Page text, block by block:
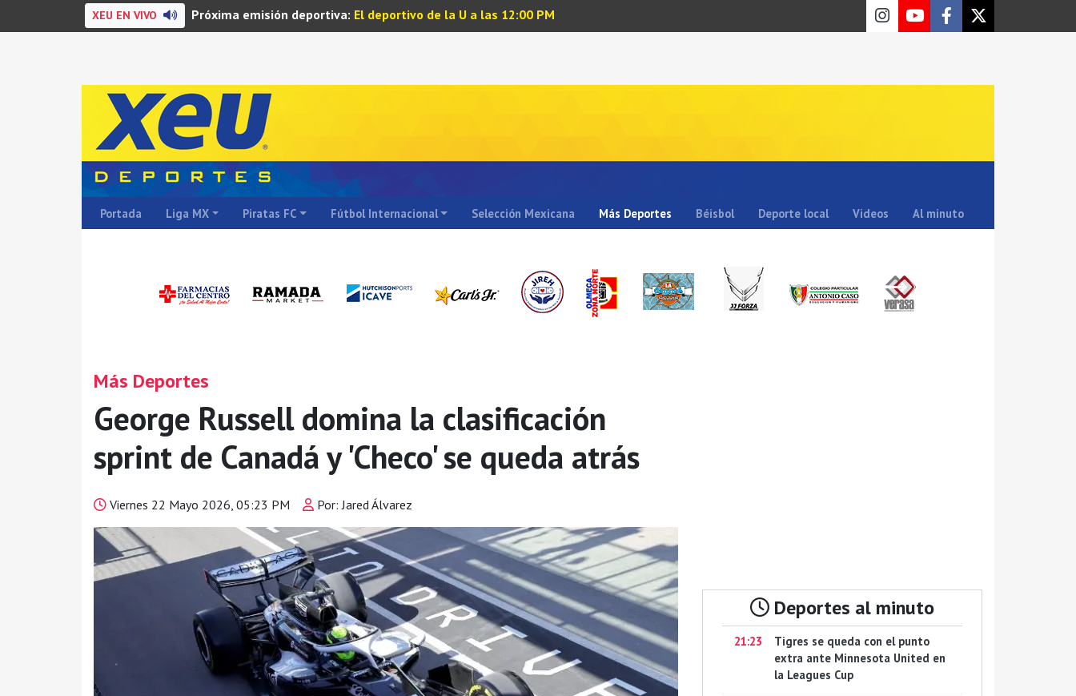
XEU EN VIVO Próxima emisión deportiva: El deportivo de la U a las 12:00 PM
Portada Liga MX Piratas FC Fútbol Internacional Selección Mexicana Más Deportes Béisbol Deporte local Videos Al minuto
Más Deportes
George Russell domina la clasificación
sprint de Canadá y 'Checo' se queda atrás
Viernes 22 Mayo 2026, 05:23 PM Por: Jared Álvarez
Deportes al minuto
21:23
Tigres se queda con el punto
extra ante Minnesota United en
la Leagues Cup